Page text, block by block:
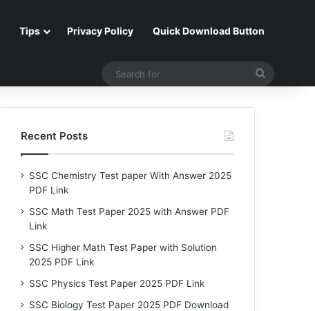
Tips Privacy Policy Quick Download Button
Recent Posts
SSC Chemistry Test paper With Answer 2025
PDF Link
SSC Math Test Paper 2025 with Answer PDF
Link
SSC Higher Math Test Paper with Solution
2025 PDF Link
SSC Physics Test Paper 2025 PDF Link
SSC Biology Test Paper 2025 PDF Download